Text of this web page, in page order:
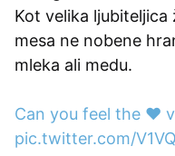
Kot velika
mesa ne nobene
mleka ali medu.
Can you feel the ❤
pic.twitter.com/